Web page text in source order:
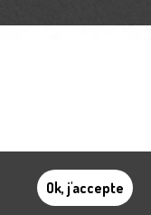
Ok, j'accepte